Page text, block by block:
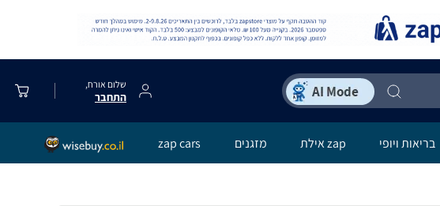
שלום אורח,
התחבר
בריאות ויופי zap אילת מזגנים zap cars